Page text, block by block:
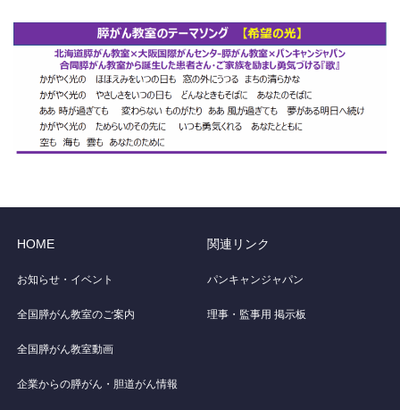
HOME
お知らせ・イベント
全国膵がん教室のご案内
全国膵がん教室動画
企業からの膵がん・胆道がん情報
関連リンク
パンキャンジャパン
理事・監事用 掲示板